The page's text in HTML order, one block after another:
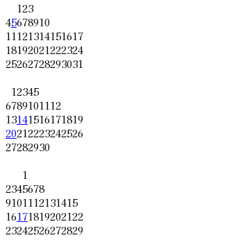
123
45678910
11121314151617
18192021222324
25262728293031
12345
6789101112
13141516171819
20212223242526
27282930
1
2345678
9101112131415
16171819202122
23242526272829